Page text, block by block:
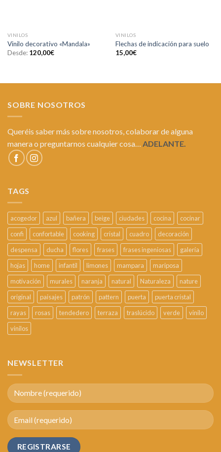
VINILOS
Vinilo decorativo «Mandala»
Desde: 120,00€
VINILOS
Flechas de indicación para suelo
15,00€
SOBRE NOSOTROS
Queréis saber más sobre nosotros, colaborar de alguna
manera o preguntarnos cualquier cosa… ADELANTE.
TAGS
acogedor azul bañera beige ciudades cocina
cocinar
confi
confortable cooking cristal cuadro
decoración
despensa
ducha flores frases frases ingeniosas
galería
hojas
home infantil limones mampara
mariposa
motivación
murales naranja natural Naturaleza
nature
original
paisajes patrón pattern puerta
puerta cristal
rayas
rosas tendedero terraza traslúcido verde
vinilo
vinilos
NEWSLETTER